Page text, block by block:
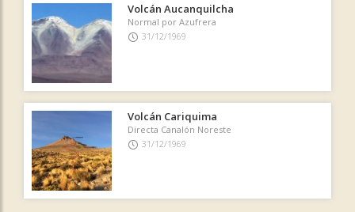
Volcán Aucanquilcha
Normal por Azufrera
31/12/1969
Volcán Cariquima
Directa Canalón Noreste
31/12/1969